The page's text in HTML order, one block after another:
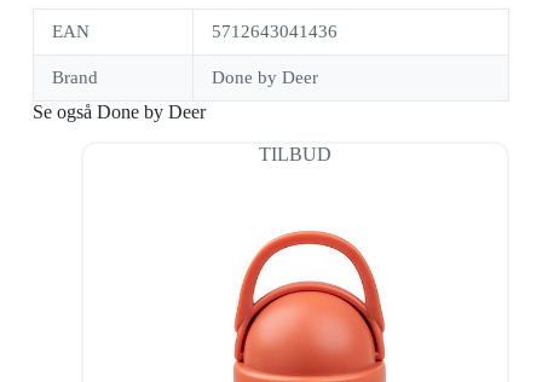
EAN 5712643041436
Brand Done by Deer
Se også Done by Deer
TILBUD